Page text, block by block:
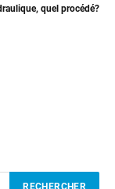
quel procédé?